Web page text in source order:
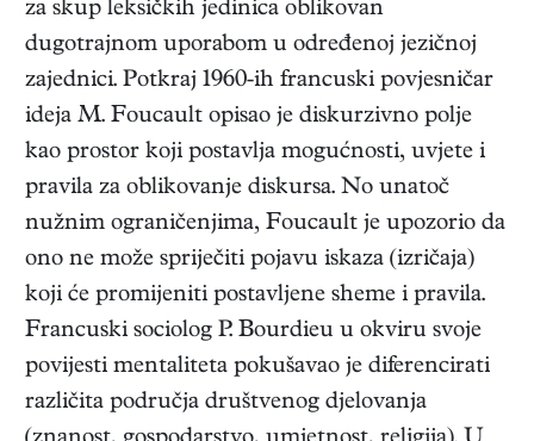
za skup leksičkih jedinica oblikovan
dugotrajnom uporabom u određenoj jezičnoj
zajednici. Potkraj 1960-ih francuski povjesničar
ideja M. Foucault opisao je diskurzivno polje
kao prostor koji postavlja mogućnosti, uvjete i
pravila za oblikovanje diskursa. No unatoč
nužnim ograničenjima, Foucault je upozorio da
ono ne može spriječiti pojavu iskaza (izričaja)
koji će promijeniti postavljene sheme i pravila.
Francuski sociolog P. Bourdieu u okviru svoje
povijesti mentaliteta pokušavao je diferencirati
različita područja društvenog djelovanja